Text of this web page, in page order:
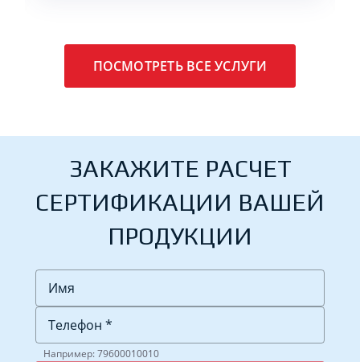
ПОСМОТРЕТЬ ВСЕ УСЛУГИ
ЗАКАЖИТЕ РАСЧЕТ
СЕРТИФИКАЦИИ ВАШЕЙ
ПРОДУКЦИИ
Например: 79600010010